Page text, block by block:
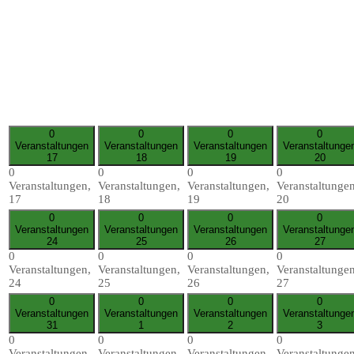
0
Veranstaltungen
17
0
Veranstaltungen,
17
0
Veranstaltungen
18
0
Veranstaltungen,
18
0
Veranstaltungen
19
0
Veranstaltungen,
19
0
20
0
20
0
Veranstaltungen
24
0
Veranstaltungen,
24
0
Veranstaltungen
25
0
Veranstaltungen,
25
0
Veranstaltungen
26
0
Veranstaltungen,
26
0
27
0
27
0
Veranstaltungen
31
0
0
Veranstaltungen
1
0
0
Veranstaltungen
2
0
0
3
0